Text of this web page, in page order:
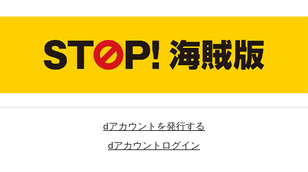
dアカウントを発行する
dアカウントログイン